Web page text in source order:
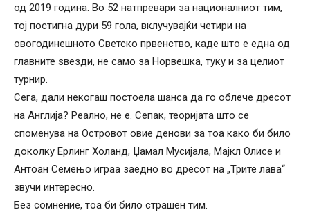
од 2019 година. Во 52 натпревари за националниот тим,
тој постигна дури 59 гола, вклучувајќи четири на
овогодинешното Светско првенство, каде што е една од
главните ѕвезди, не само за Норвешка, туку и за целиот
турнир.
Сега, дали некогаш постоела шанса да го облече дресот
на Англија? Реално, не е. Сепак, теоријата што се
споменува на Островот овие денови за тоа како би било
доколку Ерлинг Холанд, Џамал ​​Мусијала, Мајкл Олисе и
Антоан Семењо играа заедно во дресот на „Трите лава“
звучи интересно.
Без сомнение, тоа би било страшен тим.